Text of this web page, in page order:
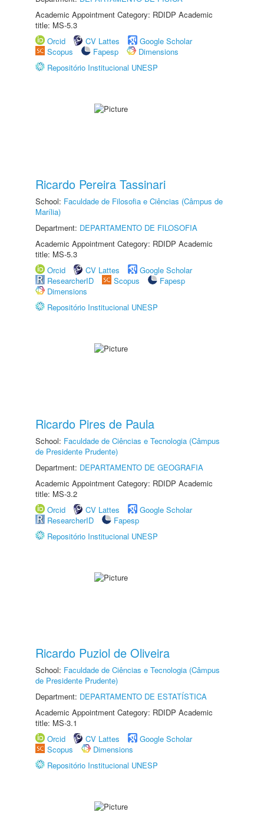
Academic Appointment Category: RDIDP Academic
title: MS-5.3
Orcid
CV Lattes
Google Scholar
Scopus
Fapesp
Dimensions
Repositório Institucional UNESP
Ricardo Pereira Tassinari
School: Faculdade de Filosofia e Ciências (Câmpus de
Marília)
Department: DEPARTAMENTO DE FILOSOFIA
Academic Appointment Category: RDIDP Academic
title: MS-5.3
Orcid
CV Lattes
Google Scholar
ResearcherID
Scopus
Fapesp
Dimensions
Repositório Institucional UNESP
Ricardo Pires de Paula
School: Faculdade de Ciências e Tecnologia (Câmpus
de Presidente Prudente)
Department: DEPARTAMENTO DE GEOGRAFIA
Academic Appointment Category: RDIDP Academic
title: MS-3.2
Orcid
CV Lattes
Google Scholar
ResearcherID
Fapesp
Repositório Institucional UNESP
Ricardo Puziol de Oliveira
School: Faculdade de Ciências e Tecnologia (Câmpus
de Presidente Prudente)
Department: DEPARTAMENTO DE ESTATÍSTICA
Academic Appointment Category: RDIDP Academic
title: MS-3.1
Orcid
CV Lattes
Google Scholar
Scopus
Dimensions
Repositório Institucional UNESP